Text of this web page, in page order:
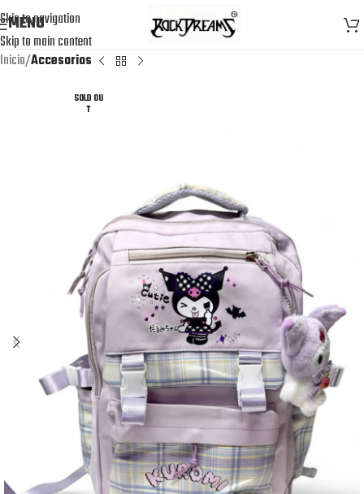
Skip to navigation
Skip to main content
MENU
Inicio Accesorios
SOLD OU
T